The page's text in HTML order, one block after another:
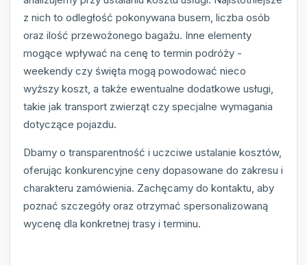
z nich to odległość pokonywana busem, liczba osób
oraz ilość przewożonego bagażu. Inne elementy
mogące wpływać na cenę to termin podróży -
weekendy czy święta mogą powodować nieco
wyższy koszt, a także ewentualne dodatkowe usługi,
takie jak transport zwierząt czy specjalne wymagania
dotyczące pojazdu.
Dbamy o transparentność i uczciwe ustalanie kosztów,
oferując konkurencyjne ceny dopasowane do zakresu i
charakteru zamówienia. Zachęcamy do kontaktu, aby
poznać szczegóły oraz otrzymać spersonalizowaną
wycenę dla konkretnej trasy i terminu.